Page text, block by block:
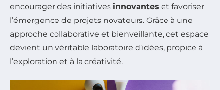
encourager des initiatives innovantes et favoriser
l’émergence de projets novateurs. Grâce à une
approche collaborative et bienveillante, cet espace
devient un véritable laboratoire d’idées, propice à
l’exploration et à la créativité.